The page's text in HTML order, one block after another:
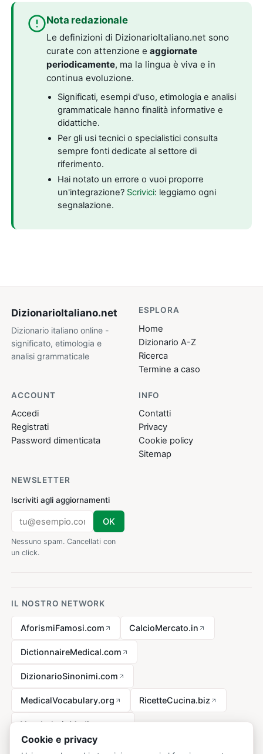
Nota redazionale
Le definizioni di DizionarioItaliano.net sono
curate con attenzione eaggiornate
periodicamente, ma la lingua è viva e in
continua evoluzione.
Significati, esempi d'uso, etimologia e analisi
grammaticale hanno finalità informative e
didattiche.
Per gli usi tecnici o specialistici consulta
sempre fonti dedicate al settore di
riferimento.
Hai notato un errore o vuoi proporre
un'integrazione? Scrivici: leggiamo ogni
segnalazione.
DizionarioItaliano.net
Dizionario italiano online -
significato, etimologia e
analisi grammaticale
ESPLORA
Home
Dizionario A-Z
Ricerca
Termine a caso
ACCOUNT
Accedi
Registrati
Password dimenticata
INFO
Contatti
Privacy
Cookie policy
Sitemap
NEWSLETTER
Iscriviti agli aggiornamenti
OK
Nessuno spam. Cancellati con
un click.
IL NOSTRO NETWORK
AforismiFamosi.com CalcioMercato.in
DictionnaireMedical.com
DizionarioSinonimi.com
MedicalVocabulary.org RicetteCucina.biz
VocabolarioMedico.com
Cookie e privacy